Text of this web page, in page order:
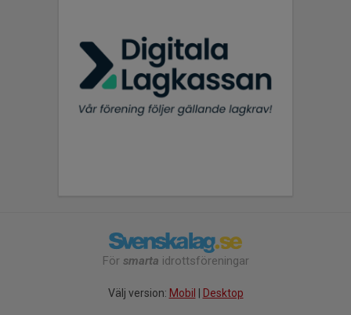
För smarta idrottsföreningar
Välj version: Mobil | Desktop